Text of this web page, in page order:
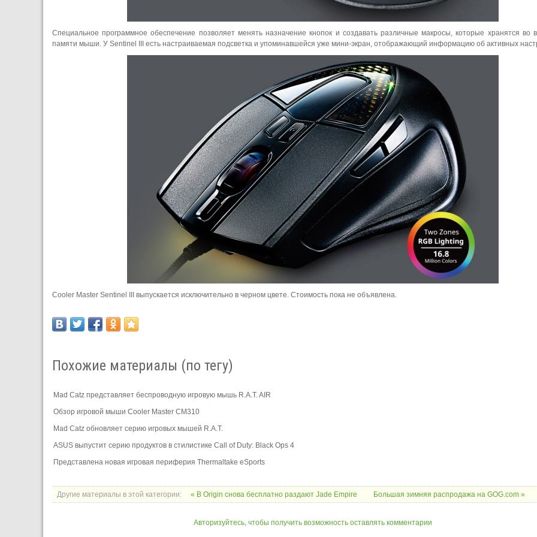
Специальное программное обеспечение позволяет менять назначение кнопок и создавать различные макросы, которые хранятся во
памяти мыши. У Sentinel III есть настраиваемая подсветка и упоминавшейся уже мини-экран, отображающий информацию об активных
Cooler Master Sentinel III выпускается исключительно в черном цвете. Стоимость пока не объявлена.
Похожие материалы (по тегу)
Mad Catz представляет беспроводную игровую мышь R.A.T. AIR
Обзор игровой мыши Cooler Master CM310
Mad Catz обновляет серию игровых мышей R.A.T.
ASUS выпустит серию продуктов в стилистике Call of Duty: Black Ops 4
Представлена новая игровая периферия Thermaltake eSports
Другие материалы в этой категории: « В Origin снова бесплатно раздают Jade Empire Большая зимняя распродажа на GOG.com »
Авторизуйтесь, чтобы получить возможность оставлять комментарии